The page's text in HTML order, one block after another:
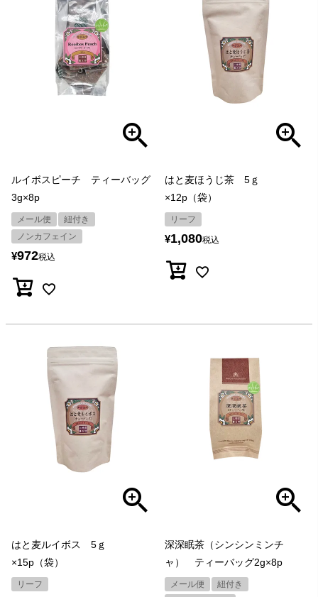
ルイボスピーチ ティーバッグ
3g×8p
メール便
紐付き
ノンカフェイン
¥972税込
はと麦ほうじ茶 5ｇ
×12p（袋）
リーフ
¥1,080税込
はと麦ルイボス 5ｇ
×15p（袋）
リーフ
深深眠茶（シンシンミンチ
ャ） ティーバッグ2g×8p
メール便
紐付き